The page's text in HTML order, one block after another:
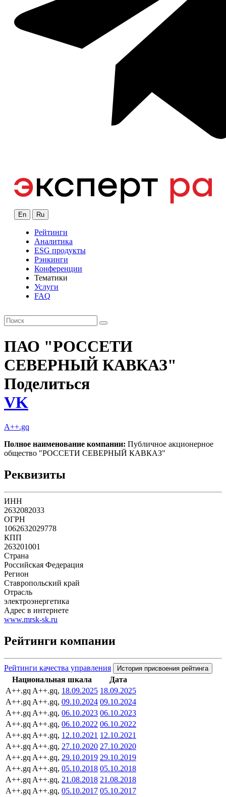
En Ru
Рейтинги
Аналитика
ESG продукты
Рэнкинги
Конференции
Тематики
Услуги
FAQ
ПАО "РОССЕТИ
СЕВЕРНЫЙ КАВКАЗ"
Поделиться
VK
A++.gq
Полное наименование компании: Публичное акционерное
общество "РОССЕТИ СЕВЕРНЫЙ КАВКАЗ"
Реквизиты
ИНН
2632082033
ОГРН
1062632029778
КПП
263201001
Страна
Российская Федерация
Регион
Ставропольский край
Отрасль
электроэнергетика
Адрес в интернете
www.mrsk-sk.ru
Рейтинги компании
Рейтинги качества управления История присвоения рейтинга
Национальная шкала
Дата
A++.gq A++.gq, 18.09.2025 18.09.2025
A++.gq A++.gq, 09.10.2024 09.10.2024
A++.gq A++.gq, 06.10.2023 06.10.2023
A++.gq A++.gq, 06.10.2022 06.10.2022
A++.gq A++.gq, 12.10.2021 12.10.2021
A++.gq A++.gq, 27.10.2020 27.10.2020
A++.gq A++.gq, 29.10.2019 29.10.2019
A++.gq A++.gq, 05.10.2018 05.10.2018
A++.gq A++.gq, 21.08.2018 21.08.2018
A++.gq A++.gq, 05.10.2017 05.10.2017